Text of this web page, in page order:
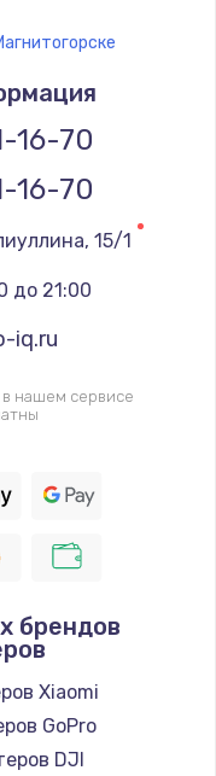
16-70
16-70
15/1
до 21:00
iq.ru
нашем сервисе
брендов
Xiaomi
GoPro
DJI